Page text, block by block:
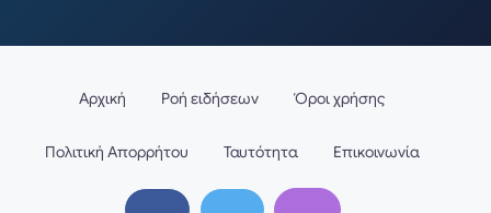
Αρχική Ροή ειδήσεων Όροι χρήσης
Πολιτική Απορρήτου Ταυτότητα Επικοινωνία